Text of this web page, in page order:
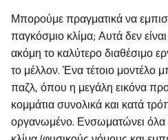
Μπορούμε πραγματικά να
παγκόσμιο κλίμα; Αυτά δεν
ακόμη το καλύτερο διαθέσιμο
το μέλλον. Ένα τέτοιο μοντέλο
παζλ, όπου η μεγάλη εικόνα
κομμάτια συνολικά και κατά
οργανωμένο. Ενσωματώνει όλα